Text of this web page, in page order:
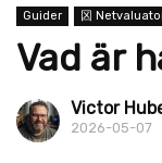
Guider 龱
Vad är
Victor
2026-05-07